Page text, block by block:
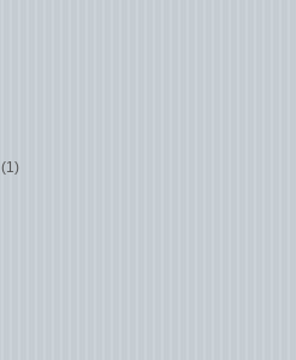
(1)